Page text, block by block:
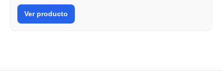
Ver producto